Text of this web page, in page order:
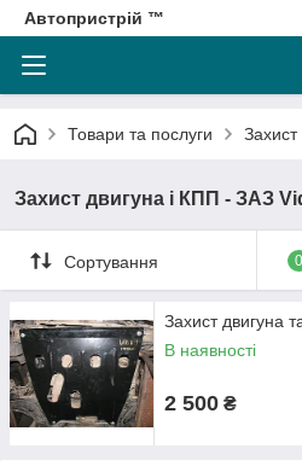
Автопристрій ™
Товари та послуги Захист
Захист двигуна і КПП - ЗАЗ
Сортування 0
Захист двигуна
В наявності
2 500 ₴